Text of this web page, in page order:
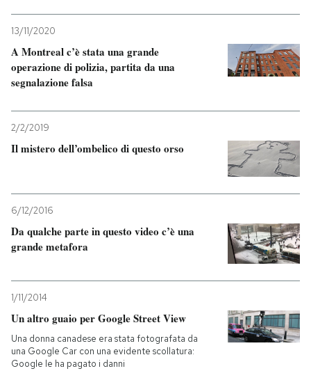
NEWSLETTER
I MIEI PREFERITI
AREA PERSONALE
Entra
13/11/2020
A Montreal c’è stata una grande
operazione di polizia, partita da una
segnalazione falsa
2/2/2019
Il mistero dell’ombelico di questo orso
6/12/2016
Da qualche parte in questo video c’è una
grande metafora
1/11/2014
Un altro guaio per Google Street View
Una donna canadese era stata fotografata da
una Google Car con una evidente scollatura:
Google le ha pagato i danni